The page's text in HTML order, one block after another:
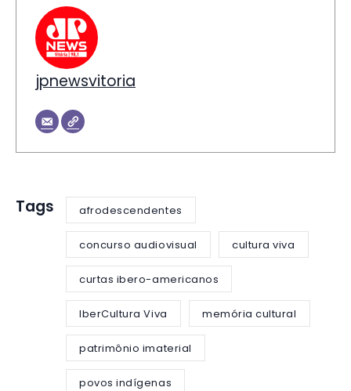
jpnewsvitoria
Tags afrodescendentes
concurso audiovisual cultura viva
curtas ibero-americanos
IberCultura Viva memória cultural
patrimônio imaterial
povos indígenas